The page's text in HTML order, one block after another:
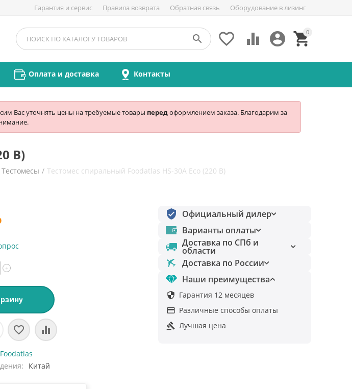
Гарантия и сервис Правила возврата Обратная связь Оборудование в лизинг
0


 

Оплата и доставка Контакты
Вас уточнять цены на требуемые товары передоформлением заказа. Благодарим за
В)
Тестомесы / Тестомес спиральный Foodatlas HS-30A Eco (220 В)
+
Foodatlas
Китай
Официальный дилер
Варианты оплаты
Доставка по СПб и
области
Доставка по России
Наши преимущества
 Гарантия 12 месяцев
 Различные способы оплаты
 Лучшая цена